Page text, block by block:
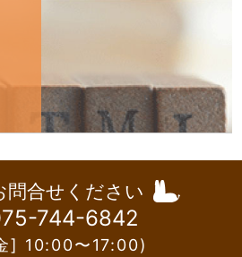
問合せください
744-6842
] 10:00〜17:00)